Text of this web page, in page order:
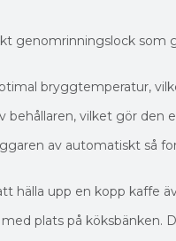
genomrinningslock
bryggtemperatur,
vilket gör
av automatiskt så
hälla upp en kopp kaffe
plats på köksbänken.